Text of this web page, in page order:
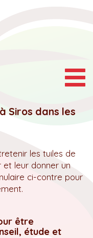
Siros dans les
les tuiles de
leur donner un
ci-contre pour
être
étude et